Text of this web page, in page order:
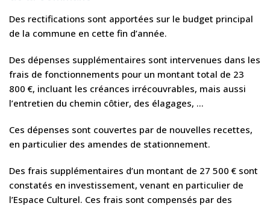
Des rectifications sont apportées sur le budget principal
de la commune en cette fin d’année.
Des dépenses supplémentaires sont intervenues dans les
frais de fonctionnements pour un montant total de 23
800 €, incluant les créances irrécouvrables, mais aussi
l’entretien du chemin côtier, des élagages, …
Ces dépenses sont couvertes par de nouvelles recettes,
en particulier des amendes de stationnement.
Des frais supplémentaires d’un montant de 27 500 € sont
constatés en investissement, venant en particulier de
l’Espace Culturel. Ces frais sont compensés par des